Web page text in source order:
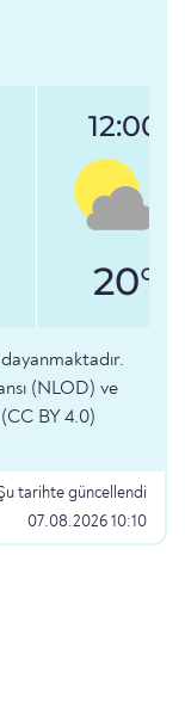
12:00
20°
(NLOD) ve
BY 4.0)
tarihte güncellendi
07.08.2026 10:10